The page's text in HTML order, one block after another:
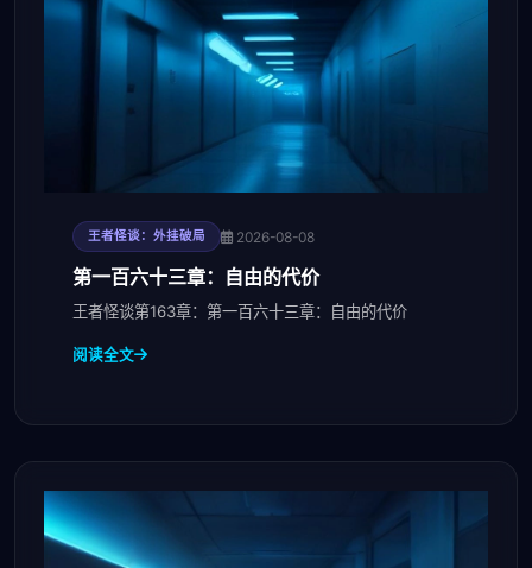
王者怪谈：外挂破局 2026-08-08
第一百六十三章：自由的代价
王者怪谈第163章：第一百六十三章：自由的代价
阅读全文